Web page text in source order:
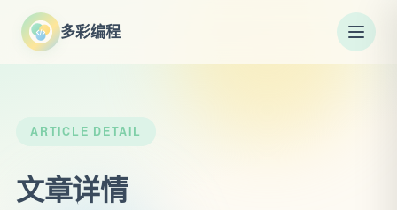
多彩编程
ARTICLE DETAIL
文章详情